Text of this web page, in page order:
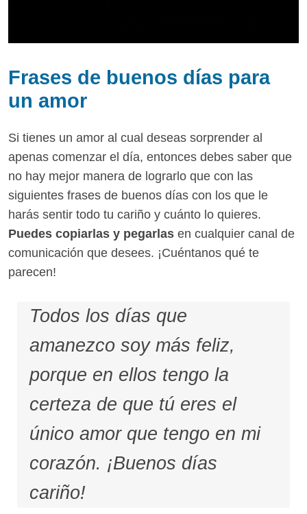
Frases de buenos días para
un amor
Si tienes un amor al cual deseas sorprender al
apenas comenzar el día, entonces debes saber que
no hay mejor manera de lograrlo que con las
siguientes frases de buenos días con los que le
harás sentir todo tu cariño y cuánto lo quieres.
Puedes copiarlas y pegarlas en cualquier canal de
comunicación que desees. ¡Cuéntanos qué te
parecen!
Todos los días que
amanezco soy más feliz,
porque en ellos tengo la
certeza de que tú eres el
único amor que tengo en mi
corazón. ¡Buenos días
cariño!